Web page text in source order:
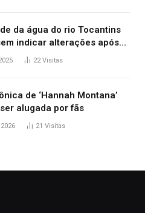
da água do rio Tocantins
indicar alterações após
da ponte entre MA e
22Visitas
de ‘Hannah Montana’
alugada por fãs
21 Visitas